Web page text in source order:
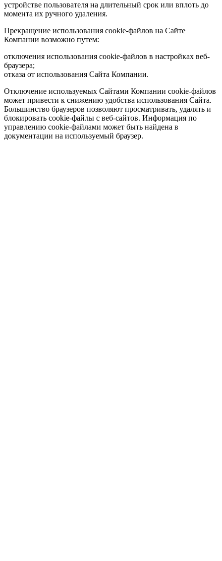
устройстве пользователя на длительный срок или вплоть до
момента их ручного удаления.
Прекращение использования cookie-файлов на Сайте
Компании возможно путем:
отключения использования cookie-файлов в настройках веб-
браузера;
отказа от использования Сайта Компании.
Отключение используемых Сайтами Компании cookie-файлов
может привести к снижению удобства использования Сайта.
Большинство браузеров позволяют просматривать, удалять и
блокировать cookie-файлы c веб-сайтов. Информация по
управлению cookie-файлами может быть найдена в
документации на используемый браузер.